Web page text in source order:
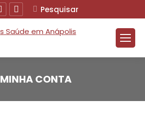
FacebookInstagramBuscar
Pesquisar
MINHA CONTA